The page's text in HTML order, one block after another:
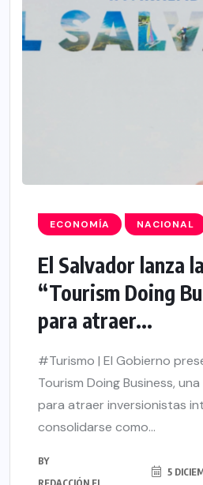
ECONOMÍA NACIONAL
El Salvador lanza
“Tourism Doing
para atraer...
#Turismo | El Gobierno
Tourism Doing Business,
para atraer inversionistas
consolidarse como...
BY
5